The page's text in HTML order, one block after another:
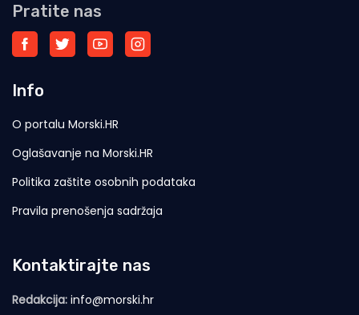
Pratite nas
Info
O portalu Morski.HR
Oglašavanje na Morski.HR
Politika zaštite osobnih podataka
Pravila prenošenja sadržaja
Kontaktirajte nas
Redakcija: info@morski.hr